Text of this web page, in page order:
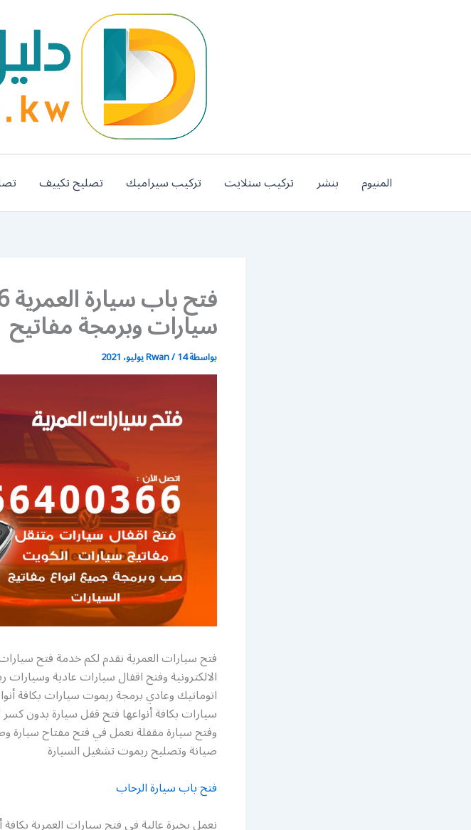
المنيوم بنشر تركيب ستلايت تركيب سيراميك تصليح تكييف
سيارات وبرمجة مفاتيح
بواسطة Rwan/14 يوليو، 2021
فتح سيارات العمرية نقدم لكم خدمة فتح
الالكترونية وفتح اقفال سيارات عادية
اتوماتيك وعادي برمجة ريموت سيارات بكافة
سيارات بكافة أنواعها فتح قفل سيارة بدون
وفتح سيارة مقفلة نعمل في فتح مفتاح
صيانة وتصليح ريموت تشغيل السيارة
فتح باب سيارة الرحاب
نعمل بخبرة عالية في فتح سيارات العمرية